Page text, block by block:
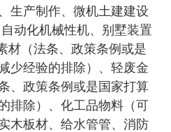
生产制作、微机土建建设
动化机械性机、别墅装置
材（法条、政策条例或是
少经验的排除）、轻废金
、政策条例或是国家打算
排除）、化工品物料（可
木板材、给水管管、消防